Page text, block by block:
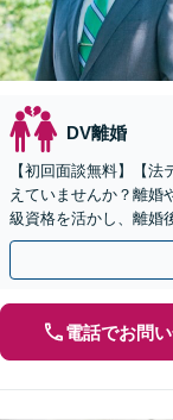
DV離婚
【初回面談無料】【
えていませんか？離婚
級資格を活かし、離婚
ッズスペースあり】【
電話でお問